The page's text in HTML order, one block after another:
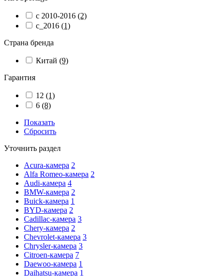
с 2010-2016 (2)
с_2016 (1)
Страна бренда
Китай (9)
Гарантия
12 (1)
6 (8)
Показать
Сбросить
Уточнить раздел
Acura-камера 2
Alfa Romeo-камера 2
Audi-камера 4
BMW-камера 2
Buick-камера 1
BYD-камера 2
Cadillac-камера 3
Chery-камера 2
Chevrolet-камера 3
Chrysler-камера 3
Citroen-камера 7
Daewoo-камера 1
Daihatsu-камера 1